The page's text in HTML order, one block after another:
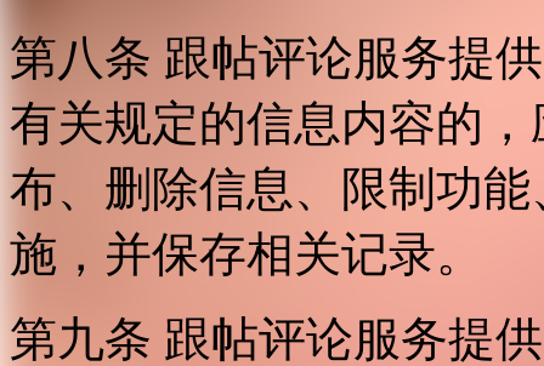
第八条 跟帖评论服务提
有关规定的信息内容的
布、删除信息、限制功
施，并保存相关记录。
第九条 跟帖评论服务提